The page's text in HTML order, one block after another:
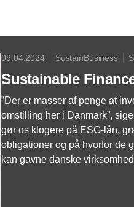
09.04.2024 SustainBusiness
Sustainable
”Der er masser af penge at
omstilling her i Danmark”,
gør os klogere på ESG-lån,
obligationer og på hvorfor de
kan gavne danske